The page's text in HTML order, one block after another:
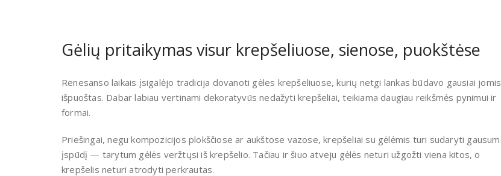
Gėlių pritaikymas visur krepšeliuose, sienose, puokštėse
Renesanso laikais įsigalėjo tradicija dovanoti gėles krepšeliuose, kurių netgi lankas būdavo gausiai jomis
išpuoštas. Dabar labiau vertinami dekoratyvūs nedažyti krepšeliai, teikiama daugiau reikšmės pynimui ir
formai.
Priešingai, negu kompozicijos plokščiose ar aukštose vazose, krepšeliai su gėlėmis turi sudaryti
įspūdį — tarytum gėlės veržtųsi iš krepšelio. Tačiau ir šiuo atveju gėlės neturi užgožti viena kitos, o
krepšelis neturi atrodyti perkrautas.